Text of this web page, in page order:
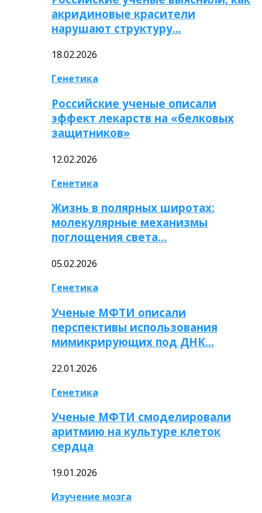
акридиновые красители
нарушают структуру…
18.02.2026
Генетика
Российские ученые описали
эффект лекарств на «белковых
защитников»
12.02.2026
Генетика
Жизнь в полярных широтах:
молекулярные механизмы
поглощения света…
05.02.2026
Генетика
Ученые МФТИ описали
перспективы использования
мимикрирующих под ДНК…
22.01.2026
Генетика
Ученые МФТИ смоделировали
аритмию на культуре клеток
сердца
19.01.2026
Изучение мозга